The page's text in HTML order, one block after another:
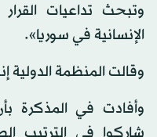
وتبحث تداعيات
الإنسانية في سوريا».
وقالت المنظمة
وأفادت في المذكرة